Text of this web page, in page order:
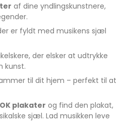
af dine yndlingskunstnere,
er fyldt med musikens sjæl
der elsker at udtrykke
kunst.
til dit hjem – perfekt til at
plakater og find den plakat,
sjæl. Lad musikken leve